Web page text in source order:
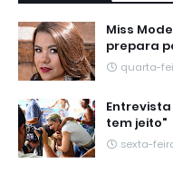
Miss
prepara
quarta-
Entrevista
tem jeito"
sexta-